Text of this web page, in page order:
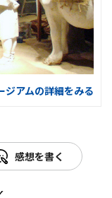
ジアムの詳細をみる
感想を書く